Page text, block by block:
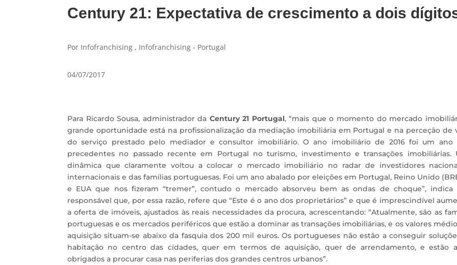
Century 21: Expectativa de crescimento a dois
Por Infofranchising , Infofranchising - Portugal
04/07/2017
Para Ricardo Sousa, administrador da Century 21 Portugal, “mais que o momento do mercado
grande oportunidade está na profissionalização da mediação imobiliária em Portugal e na perceção de
do serviço prestado pelo mediador e consultor imobiliário. O ano imobiliário de 2016 foi um ano
precedentes no passado recente em Portugal no turismo, investimento e transações imobiliárias.
dinâmica que claramente voltou a colocar o mercado imobiliário no radar de investidores
internacionais e das famílias portuguesas. Foi um ano abalado por eleições em Portugal, Reino Unido
e EUA que nos fizeram “tremer”, contudo o mercado absorveu bem as ondas de choque”, indica
responsável que, por essa razão, refere que “Este é o ano dos proprietários” e que é imprescindível
a oferta de imóveis, ajustados às reais necessidades da procura, acrescentando: “Atualmente, são as
portuguesas e os mercados periféricos que estão a dominar as transações imobiliárias, e os valores
aquisição situam-se abaixo da fasquia dos 200 mil euros. Os portugueses não estão a conseguir
habitação no centro das cidades, quer em termos de aquisição, quer de arrendamento, e estão
obrigados a procurar casa nas periferias dos grandes centros urbanos”.